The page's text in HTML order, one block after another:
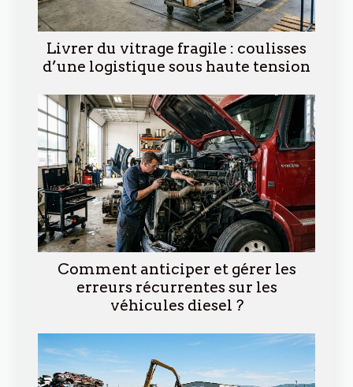
Livrer du vitrage fragile : coulisses
d’une logistique sous haute tension
Comment anticiper et gérer les
erreurs récurrentes sur les
véhicules diesel ?